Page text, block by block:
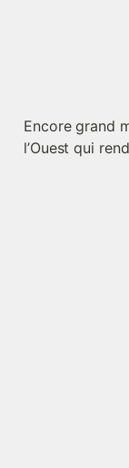
Encore grand
l’Ouest qui